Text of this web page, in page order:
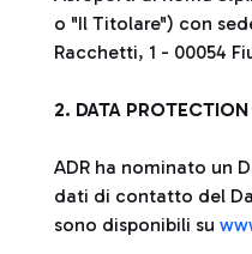
o "Il Titolare") con
Racchetti, 1 - 00054
2. DATA PROTECTION
ADR ha nominato un
dati di contatto del
sono disponibili su